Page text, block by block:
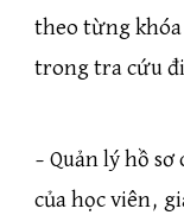
theo từng
trong tra cứu
– Quản lý hồ
của học viên,